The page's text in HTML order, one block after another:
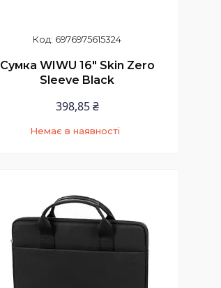
6976975615324
Сумка WIWU 16" Skin Zero
Sleeve Black
398,85 ₴
Немає в наявності